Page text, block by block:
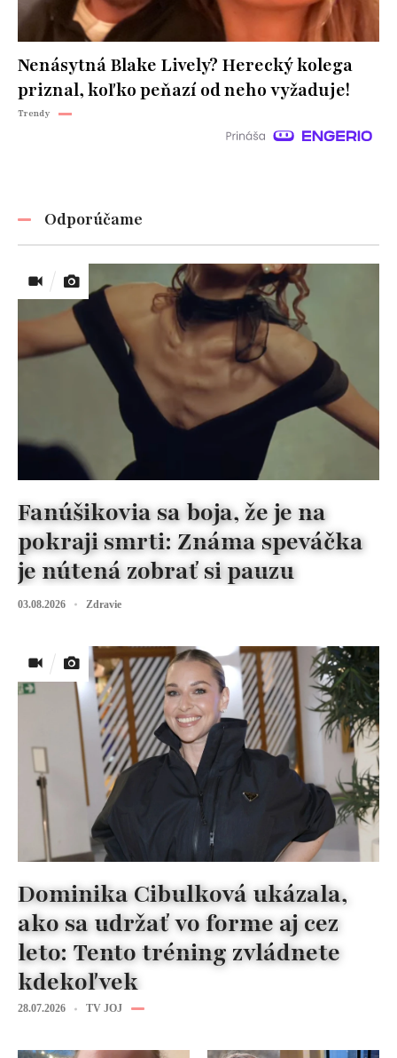
Nenásytná Blake Lively? Herecký kolega
priznal, koľko peňazí od neho vyžaduje!
Trendy
Odporúčame
Fanúšikovia sa boja, že je na
pokraji smrti: Známa speváčka
je nútená zobrať si pauzu
03.08.2026 Zdravie
Dominika Cibulková ukázala,
ako sa udržať vo forme aj cez
leto: Tento tréning zvládnete
kdekoľvek
28.07.2026 TV JOJ